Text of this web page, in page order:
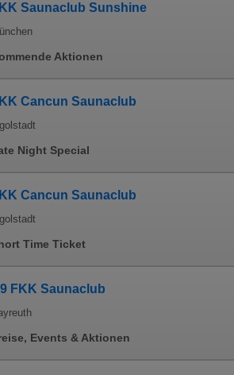
Saunaclub Sunshine
Aktionen
Cancun Saunaclub
Night Special
Cancun Saunaclub
Time Ticket
FKK Saunaclub
Events & Aktionen